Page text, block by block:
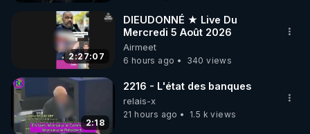
2:27:07
DIEUDONNÉ ★ Live Du
Mercredi 5 Août 2026
Airmeet
6 hours ago
340 views
2:18
2216 - L'état des banques
relais-x
21 hours ago
1.5 k views